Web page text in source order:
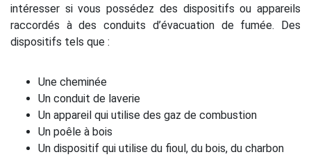
intéresser si vous possédez des dispositifs ou appareils
raccordés à des conduits d’évacuation de fumée. Des
dispositifs tels que :
Une cheminée
Un conduit de laverie
Un appareil qui utilise des gaz de combustion
Un poêle à bois
Un dispositif qui utilise du fioul, du bois, du charbon